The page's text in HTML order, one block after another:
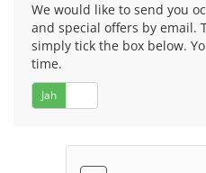
We would like to send you
and special offers by email.
simply tick the box below.
time.
Jah